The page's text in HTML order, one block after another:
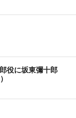
役に坂東彌十郎